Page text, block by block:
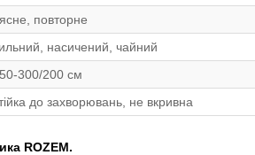
повторне
насичений, чайний
300/200 см
до захворювань, не вкривна
ROZEM.